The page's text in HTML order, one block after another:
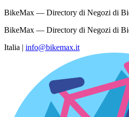
BikeMax — Directory di Negozi di
BikeMax — Directory di Negozi di
Italia | info@bikemax.it